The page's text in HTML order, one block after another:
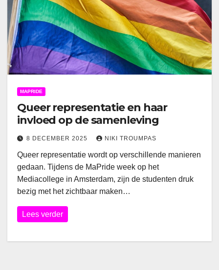
MAPRIDE
Queer representatie en haar
invloed op de samenleving
8 DECEMBER 2025 NIKI TROUMPAS
Queer representatie wordt op verschillende manieren
gedaan. Tijdens de MaPride week op het
Mediacollege in Amsterdam, zijn de studenten druk
bezig met het zichtbaar maken…
Lees verder